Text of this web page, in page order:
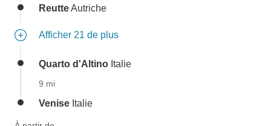
ReutteAutriche
Afficher 21 de plus
Quarto d'Altino Italie
9 mi
Venise Italie